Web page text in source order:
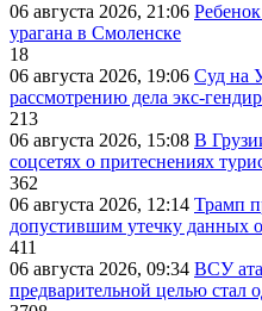
06 августа 2026, 21:06
урагана в Смоленске
18
06 августа 2026, 19:06 Суд на
рассмотрению дела экс-
213
06 августа 2026, 15:08 В
соцсетях о притеснениях
362
06 августа 2026, 12:14 Трамп
допустившим утечку данных
411
06 августа 2026, 09:34 ВСУ
предварительной целью